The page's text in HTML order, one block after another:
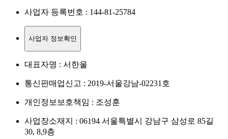
사업자 등록번호 : 144-81-25784
사업자 정보확인
대표자명 : 서한울
통신판매업신고 : 2019-서울강남-02231호
개인정보보호책임 : 조성훈
사업장소재지 : 06194 서울특별시 강남구 삼성로 85길
30, 8,9층